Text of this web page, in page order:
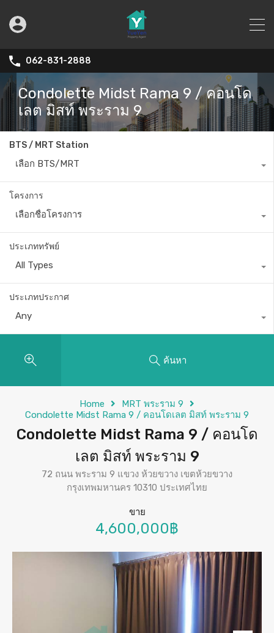
062-831-2888
Condolette Midst Rama 9 / คอนโด
เลต มิสท์ พระราม 9
BTS / MRT Station
เลือก BTS/MRT
โครงการ
เลือกชื่อโครงการ
ประเภททรัพย์
All Types
ประเภทประกาศ
Any
ค้นหา
Home
MRT พระราม 9
Condolette Midst Rama 9 / คอนโดเลต มิสท์ พระราม 9
Condolette Midst Rama 9 / คอนโด
เลต มิสท์ พระราม 9
72 ถนน พระราม 9 แขวง ห้วยขวาง เขตห้วยขวาง
กรุงเทพมหานคร 10310 ประเทศไทย
ขาย
4,600,000฿